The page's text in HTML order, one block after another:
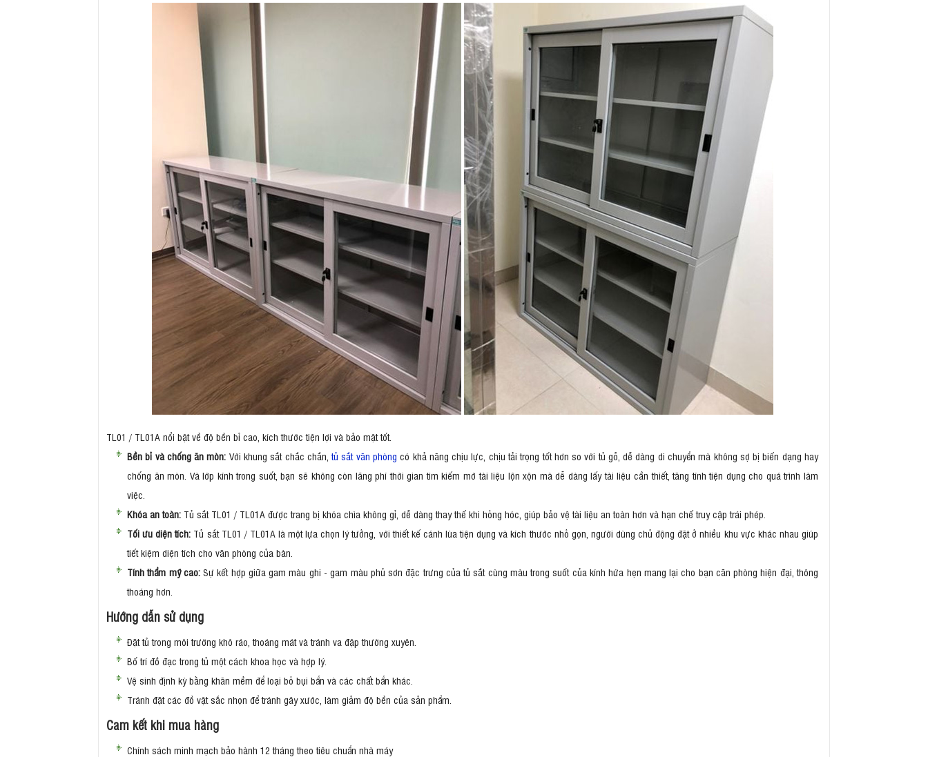
TL01 / TL01A nổi bật về độ bền bỉ cao, kích thước tiện lợi và bảo mật tốt.
Bền bỉ và chống ăn mòn: Với khung sắt chắc chắn,tủ sắt văn phòng có khả năng chịu lực, chịu tải trọng tốt hơn so với tủ gỗ, dễ dàng di chuyển mà không sợ bị biến dạng hay
chống ăn mòn. Và lớp kính trong suốt, bạn sẽ không còn lãng phí thời gian tìm kiếm mớ tài liệu lộn xộn mà dễ dàng lấy tài liệu cần thiết, tăng tính tiện dụng cho quá trình làm
việc.
Khóa an toàn: Tủ sắt TL01 / TL01A được trang bị khóa chìa không gỉ, dễ dàng thay thế khi hỏng hóc, giúp bảo vệ tài liệu an toàn hơn và hạn chế truy cập trái phép.
Tối ưu diện tích: Tủ sắt TL01 / TL01A là một lựa chọn lý tưởng, với thiết kế cánh lùa tiện dụng và kích thước nhỏ gọn, người dùng chủ động đặt ở nhiều khu vực khác nhau giúp
tiết kiệm diện tích cho văn phòng của bàn.
Tính thẩm mỹ cao:Sự kết hợp giữa gam màu ghi - gam màu phủ sơn đặc trưng của tủ sắt cùng màu trong suốt của kính hứa hẹn mang lại cho bạn căn phòng hiện đại, thông
thoáng hơn.
Hướng dẫn sử dụng
Đặt tủ trong môi trường khô ráo, thoáng mát và tránh va đập thường xuyên.
Bố trí đồ đạc trong tủ một cách khoa học và hợp lý.
Vệ sinh định kỳ bằng khăn mềm để loại bỏ bụi bẩn và các chất bẩn khác.
Tránh đặt các đồ vật sắc nhọn để tránh gây xước, làm giảm độ bền của sản phẩm.
Cam kết khi mua hàng
Chính sách minh mạch bảo hành 12 tháng theo tiêu chuẩn nhà máy